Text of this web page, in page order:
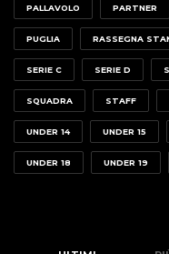
PALLAVOLO PARTNER
PUGLIA RASSEGNA
SERIE C SERIE D
SQUADRA STAFF
UNDER 14 UNDER 15
UNDER 18 UNDER 19